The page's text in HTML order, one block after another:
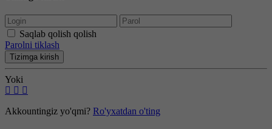
Saqlab qolish qolish
Parolni tiklash
Tizimga kirish
Yoki
Akkountingiz yo'qmi? Ro'yxatdan o'ting